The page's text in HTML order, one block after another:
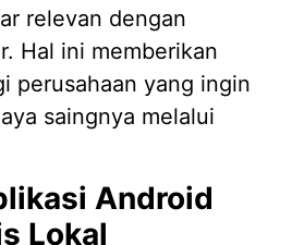
relevan dengan
Hal ini memberikan
perusahaan yang ingin
saingnya melalui
Android
Lokal